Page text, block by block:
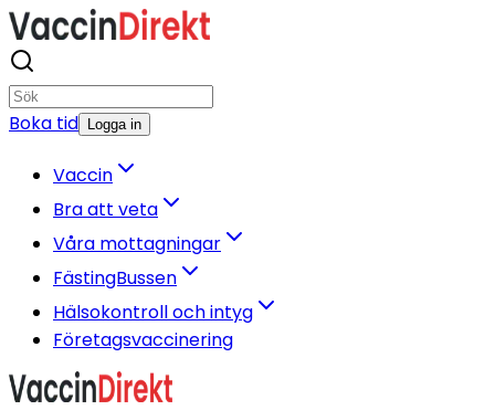
Boka tid Logga in
Vaccin
Bra att veta
Våra mottagningar
FästingBussen
Hälsokontroll och intyg
Företagsvaccinering